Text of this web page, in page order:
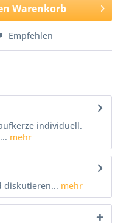
Warenkorb
Empfehlen
individuell.
mehr
diskutieren... mehr